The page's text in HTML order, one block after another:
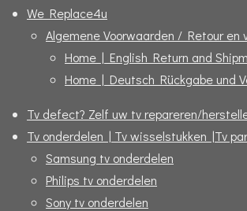
We Replace4u
Algemene Voorwaarden / Retour en
Home | English Return and
Home | Deutsch Rückgabe und
Tv defect? Zelf uw tv repareren/
Tv onderdelen | Tv wisselstukken |Tv
Samsung tv onderdelen
Philips tv onderdelen
Sony tv onderdelen